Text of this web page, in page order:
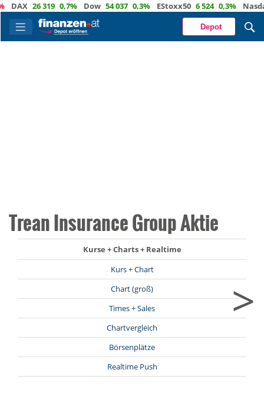
26 319 0,7% Dow 54 037 0,3% EStoxx50 6 524 0,3% Nasdaq
Depot
Trean Insurance Group Aktie
Kurse + Charts + Realtime
Kurs + Chart
Chart (groß)
Times + Sales
Chartvergleich
Börsenplätze
Realtime Push
>